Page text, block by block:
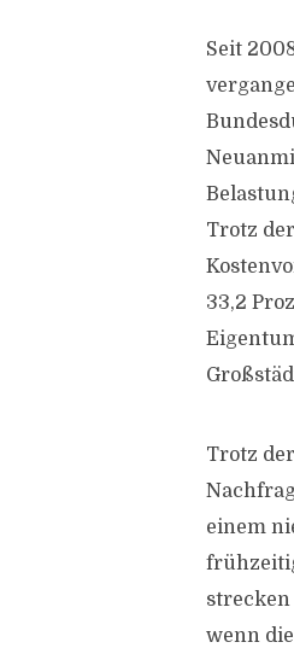
Seit
Trotz
33,2
Trotz
einem
wenn